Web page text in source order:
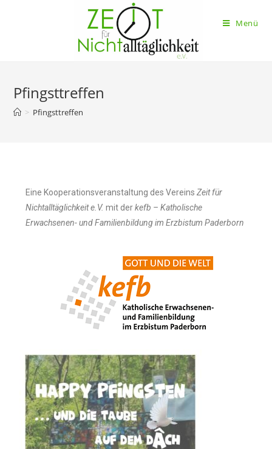
Menü
Pfingsttreffen
> Pfingsttreffen
Eine Kooperationsveranstaltung des VereinsZeit für
Nichtalltäglichkeit e.V. mit derkefb – Katholische
Erwachsenen- und Familienbildung im Erzbistum Paderborn